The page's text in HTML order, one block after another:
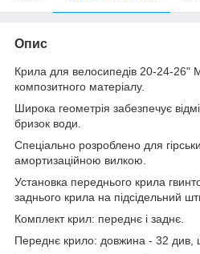
Опис
Крила для велосипедів 20-24-26"
композитного матеріалу.
Широка геометрія забезпечує
бризок води.
Спеціально розроблено для
амортизаційною вилкою.
Установка переднього крила
заднього крила на підсідельний
Комплект крил: переднє і заднє.
Переднє крило: довжина - 32 див,